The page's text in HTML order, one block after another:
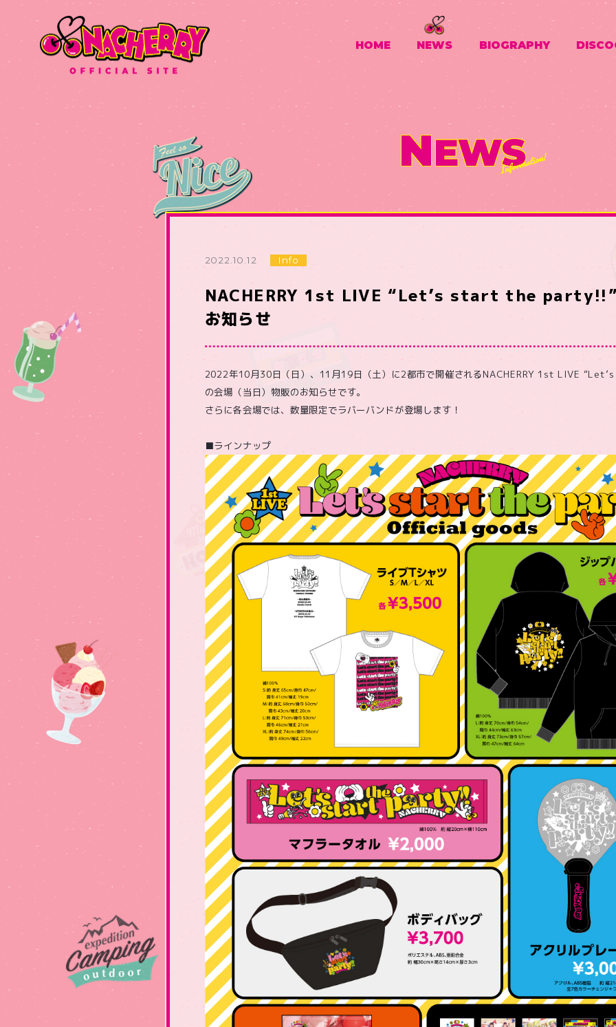
HOME NEWS BIOGRAPHY
NEWS
2022.10.12 Info
NACHERRY 1st LIVE “Let’s start the party!!”
お知らせ
2022年10月30日（日）、11月19日（土）に2都市で開催されるNACHERRY 1st LIVE
の会場（当日）物販のお知らせです。
さらに各会場では、数量限定でラバーバンドが登場します！
■ラインナップ